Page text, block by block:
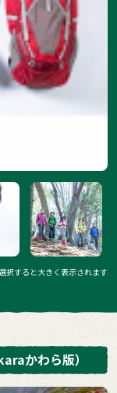
択すると大きく表示されます
かわら版）